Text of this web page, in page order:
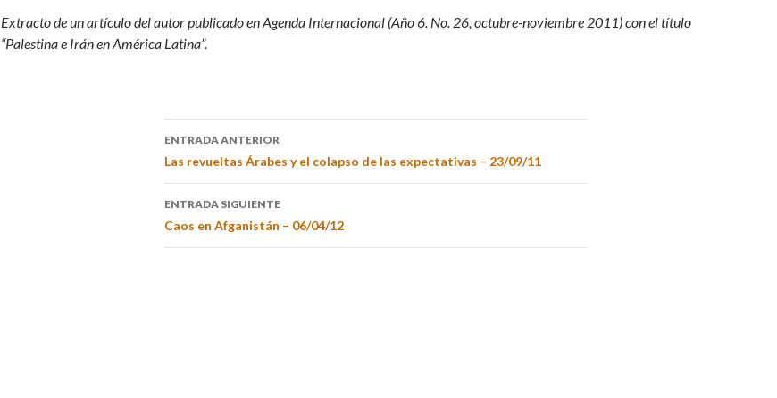
Extracto de un artículo del autor publicado en Agenda Internacional (Año 6. No. 26, octubre-noviembre 2011) con el título
“Palestina e Irán en América Latina”.
ENTRADA ANTERIOR
Las revueltas Árabes y el colapso de las expectativas – 23/09/11
ENTRADA SIGUIENTE
Caos en Afganistán – 06/04/12